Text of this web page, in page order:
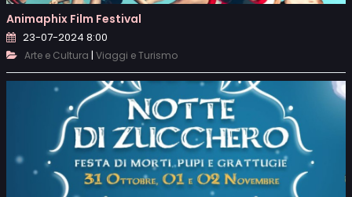
Animaphix Film Festival
23-07-2024 8:00
Arte e Cultura | Viaggi e Turismo